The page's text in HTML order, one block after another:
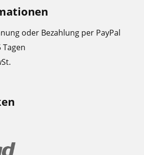
oder Bezahlung per PayPal
Tagen